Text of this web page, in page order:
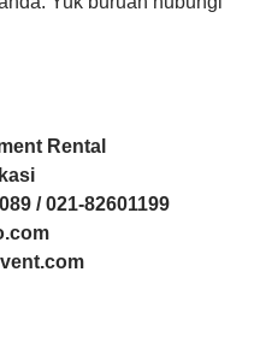
Rental
/ 021-82601199